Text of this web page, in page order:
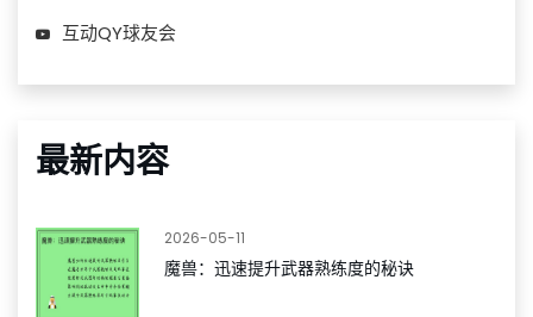
互动QY球友会
最新内容
2026-05-11
魔兽：迅速提升武器熟练度的秘诀